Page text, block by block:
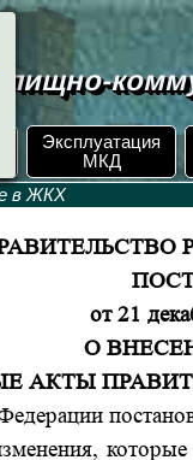
Эксплуатация
МКД
в ЖКХ
от 21
О
АКТЫ